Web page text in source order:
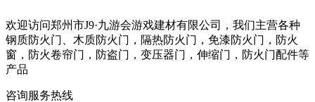
欢迎访问郑州市J9·九游会游戏建材有限公司，我们主营各种
钢质防火门、木质防火门，隔热防火门，免漆防火门，防火
窗，防火卷帘门，防盗门，变压器门，伸缩门，防火门配件等
产品
咨询服务热线